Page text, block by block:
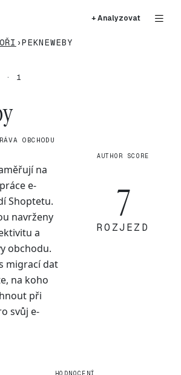
+ Analyzovat
›PEKNEWEBY
· 1
OBCHODU
na
e-
Shoptetu.
navrženy
a
obchodu.
migrací dat
na koho
při
svůj e-
AUTHOR SCORE
7
ROZJEZD